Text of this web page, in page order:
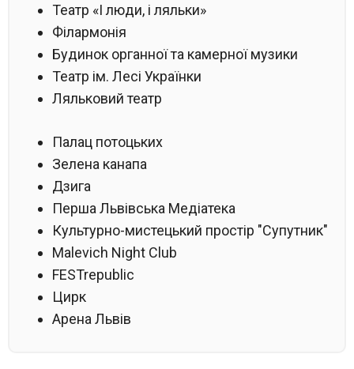
Театр «І люди, і ляльки»
Філармонія
Будинок органної та камерної музики
Театр ім. Лесі Українки
Ляльковий театр
Палац потоцьких
Зелена канапа
Дзига
Перша Львівська Медіатека
Культурно-мистецький простір "Супутник"
Malevich Night Club
FESTrepublic
Цирк
Арена Львів